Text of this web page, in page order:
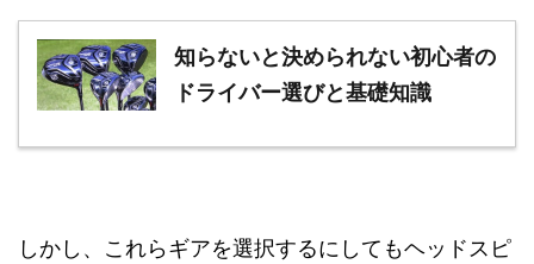
知らないと決められない初心者の
ドライバー選びと基礎知識
しかし、これらギアを選択するにしてもヘッドスピ